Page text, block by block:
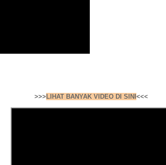
>>> LIHAT BANYAK VIDEO DI SINI <<<